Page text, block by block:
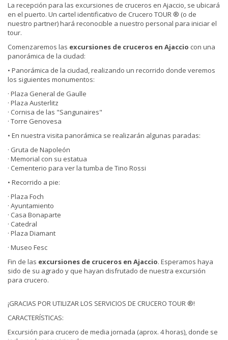
La recepción para las excursiones de cruceros en Ajaccio, se ubicará
en el puerto. Un cartel identificativo de Crucero TOUR ® (o de
nuestro partner) hará reconocible a nuestro personal para iniciar el
tour.
Comenzaremos las excursiones de cruceros en Ajaccio con una
panorámica de la ciudad:
• Panorámica de la ciudad, realizando un recorrido donde veremos
los siguientes monumentos:
· Plaza General de Gaulle
· Plaza Austerlitz
· Cornisa de las "Sangunaires"
· Torre Genovesa
• En nuestra visita panorámica se realizarán algunas paradas:
· Gruta de Napoleón
· Memorial con su estatua
· Cementerio para ver la tumba de Tino Rossi
• Recorrido a pie:
· Plaza Foch
· Ayuntamiento
· Casa Bonaparte
· Catedral
· Plaza Diamant
· Museo Fesc
Fin de las excursiones de cruceros en Ajaccio. Esperamos haya
sido de su agrado y que hayan disfrutado de nuestra excursión
para crucero.
¡GRACIAS POR UTILIZAR LOS SERVICIOS DE CRUCERO TOUR ®!
CARACTERÍSTICAS:
Excursión para crucero de media jornada (aprox. 4 horas), donde se